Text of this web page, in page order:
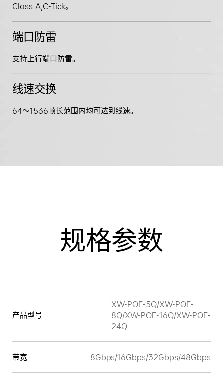
Class A,C-Tick。
端口防雷
支持上行端口防雷。
线速交换
64～1536帧长范围内均可达到线速。
规格参数
产品型号
XW-POE-5Q/XW-POE-
8Q/XW-POE-16Q/XW-POE-
24Q
带宽 8Gbps/16Gbps/32Gbps/48Gbps